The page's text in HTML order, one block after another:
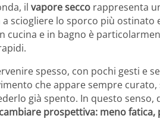
il vapore secco rappresenta
sciogliere lo sporco più ostinato
cucina e in bagno è
spesso, con pochi gesti e
che appare sempre curato,
già spento. In questo senso,
cambiare prospettiva: meno fatica,